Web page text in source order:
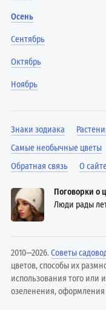
Осень
Сентябрь
Октябрь
Ноябрь
Знаки зодиака
Самые необычные цветы
Обратная связь
О
Поговорки о
Люди рады
2010—2026.Советы
цветов, способы их
использования того или
озеленения, оформления